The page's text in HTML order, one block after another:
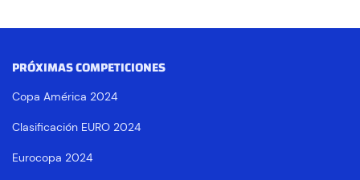
PRÓXIMAS COMPETICIONES
Copa América 2024
Clasificación EURO 2024
Eurocopa 2024